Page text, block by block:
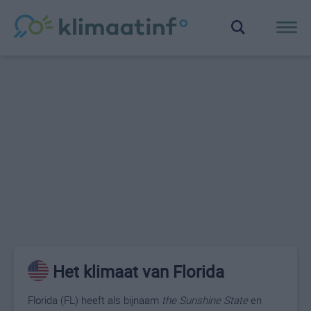
Het klimaat van Florida
Florida (FL) heeft als bijnaam the Sunshine Stateen